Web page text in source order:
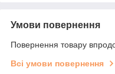
Умови повернення
Повернення товару
Всі умови повернення